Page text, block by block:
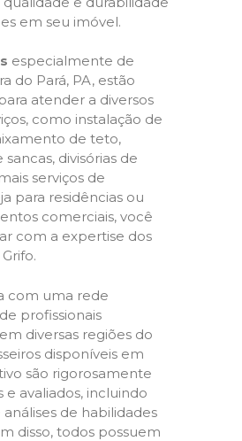
em seu imóvel.
especialmente de
do Pará, PA, estão
atender a diversos
como instalação de
de teto,
sancas, divisórias de
serviços de
para residências ou
comerciais, você
com a expertise dos
com uma rede
profissionais
diversas regiões do
disponíveis em
são rigorosamente
e avaliados, incluindo
de habilidades
disso, todos possuem